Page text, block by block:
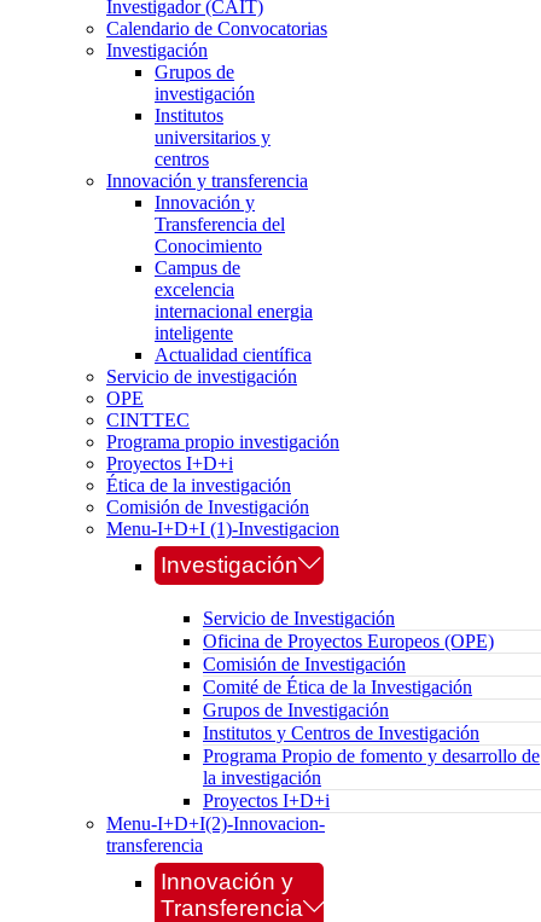
Investigador (CAIT)
Calendario de Convocatorias
Investigación
Grupos de
investigación
Institutos
universitarios y
centros
Innovación y transferencia
Innovación y
Transferencia del
Conocimiento
Campus de
excelencia
internacional energia
inteligente
Actualidad científica
Servicio de investigación
OPE
CINTTEC
Programa propio investigación
Proyectos I+D+i
Ética de la investigación
Comisión de Investigación
Menu-I+D+I (1)-Investigacion
Investigación
Servicio de Investigación
Oficina de Proyectos Europeos (OPE)
Comisión de Investigación
Comité de Ética de la Investigación
Grupos de Investigación
Institutos y Centros de Investigación
Programa Propio de fomento y desarrollo de
la investigación
Proyectos I+D+i
Menu-I+D+I(2)-Innovacion-
transferencia
Innovación y
Transferencia